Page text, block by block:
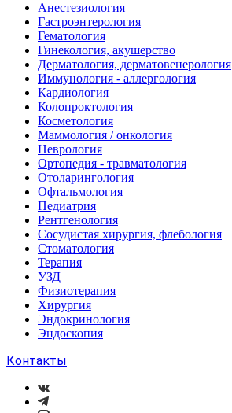
Анестезиология
Гастроэнтерология
Гематология
Гинекология, акушерство
Дерматология, дерматовенерология
Иммунология - аллергология
Кардиология
Колопроктология
Косметология
Маммология / онкология
Неврология
Ортопедия - травматология
Отоларингология
Офтальмология
Педиатрия
Рентгенология
Сосудистая хирургия, флебология
Стоматология
Терапия
УЗД
Физиотерапия
Хирургия
Эндокринология
Эндоскопия
Контакты